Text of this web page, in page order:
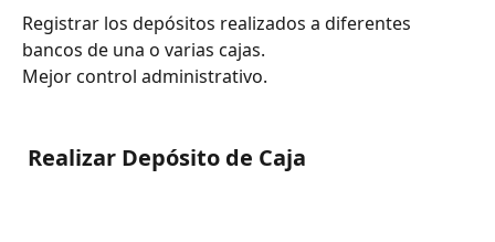
Registrar los depósitos realizados a diferentes
bancos de una o varias cajas.
Mejor control administrativo.
Realizar Depósito de Caja